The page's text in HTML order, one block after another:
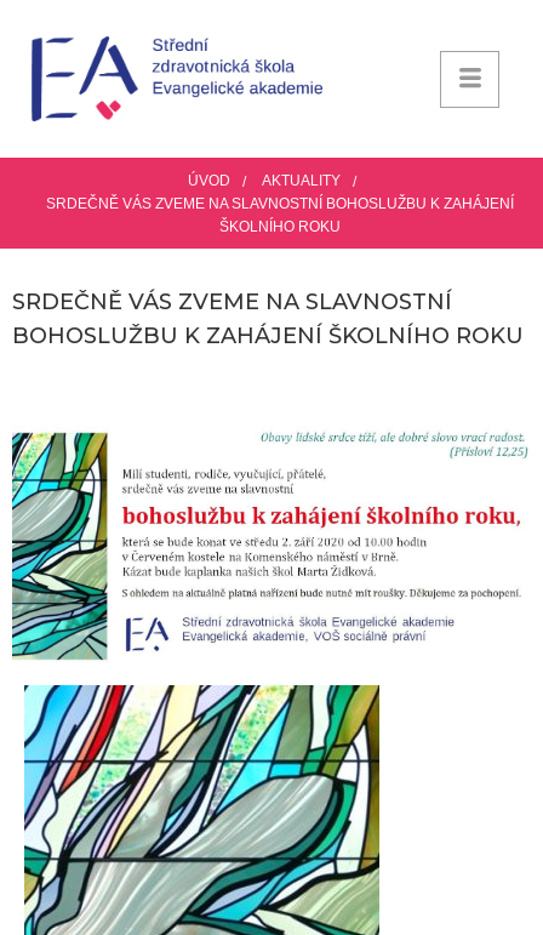
ÚVOD
AKTUALITY
SRDEČNĚ VÁS ZVEME NA SLAVNOSTNÍ BOHOSLUŽBU K ZAHÁJENÍ
ŠKOLNÍHO ROKU
SRDEČNĚ VÁS ZVEME NA SLAVNOSTNÍ
BOHOSLUŽBU K ZAHÁJENÍ ŠKOLNÍHO ROKU